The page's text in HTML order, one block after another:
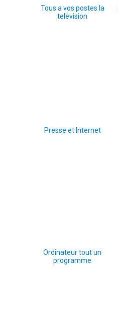
Tous a vos postes la
television
Presse et Internet
Ordinateur tout un
programme